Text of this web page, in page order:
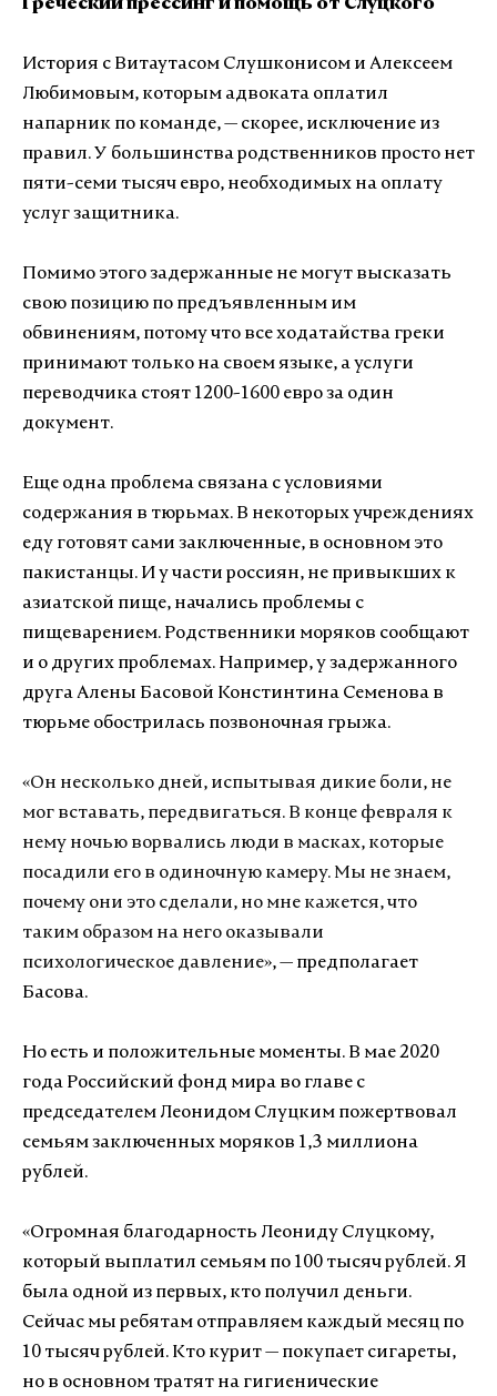
Греческий прессинг и помощь от Слуцкого
История с Витаутасом Слушконисом и Алексеем
Любимовым, которым адвоката оплатил
напарник по команде, — скорее, исключение из
правил. У большинства родственников просто нет
пяти-семи тысяч евро, необходимых на оплату
услуг защитника.
Помимо этого задержанные не могут высказать
свою позицию по предъявленным им
обвинениям, потому что все ходатайства греки
принимают только на своем языке, а услуги
переводчика стоят 1200-1600 евро за один
документ.
Еще одна проблема связана с условиями
содержания в тюрьмах. В некоторых учреждениях
еду готовят сами заключенные, в основном это
пакистанцы. И у части россиян, не привыкших к
азиатской пище, начались проблемы с
пищеварением. Родственники моряков сообщают
и о других проблемах. Например, у задержанного
друга Алены Басовой Констинтина Семенова в
тюрьме обострилась позвоночная грыжа.
«Он несколько дней, испытывая дикие боли, не
мог вставать, передвигаться. В конце февраля к
нему ночью ворвались люди в масках, которые
посадили его в одиночную камеру. Мы не знаем,
почему они это сделали, но мне кажется, что
таким образом на него оказывали
психологическое давление», — предполагает
Басова.
Но есть и положительные моменты. В мае 2020
года Российский фонд мира во главе с
председателем Леонидом Слуцким пожертвовал
семьям заключенных моряков 1,3 миллиона
рублей.
«Огромная благодарность Леониду Слуцкому,
который выплатил семьям по 100 тысяч рублей. Я
была одной из первых, кто получил деньги.
Сейчас мы ребятам отправляем каждый месяц по
10 тысяч рублей. Кто курит — покупает сигареты,
но в основном тратят на гигиенические